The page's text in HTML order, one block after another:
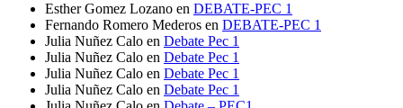
Esther Gomez Lozano en DEBATE-PEC 1
Fernando Romero Mederos en DEBATE-PEC 1
Julia Nuñez Calo en Debate Pec 1
Julia Nuñez Calo en Debate Pec 1
Julia Nuñez Calo en Debate Pec 1
Julia Nuñez Calo en Debate Pec 1